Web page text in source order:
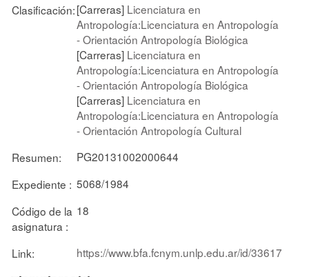
Clasificación:[Carreras] Licenciatura en
Antropología:Licenciatura en Antropología
- Orientación Antropología Biológica
[Carreras] Licenciatura en
Antropología:Licenciatura en Antropología
- Orientación Antropología Biológica
[Carreras] Licenciatura en
Antropología:Licenciatura en Antropología
- Orientación Antropología Cultural
Resumen:
PG20131002000644
Expediente : 5068/1984
Código de la
asignatura :
18
Link: https://www.bfa.fcnym.unlp.edu.ar/id/33617